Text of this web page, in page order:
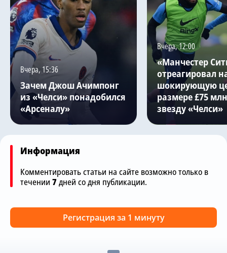
Вчера, 15:36
Зачем Джош Ачимпонг
из «Челси» понадобился
«Арсеналу»
Вчера, 12:00
«Манчестер
отреагировал
шокирующую
размере £75
звезду «Челси»
Информация
Комментировать статьи на сайте возможно только в
течении 7дней со дня публикации.
Регистрация за 1 минуту